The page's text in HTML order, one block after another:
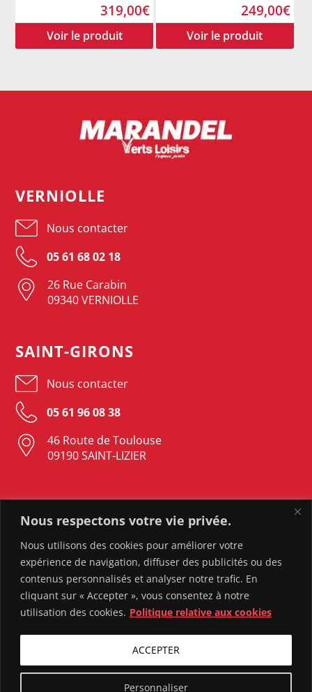
Nous respectons votre vie privée.
Nous utilisons des cookies pour améliorer votre
expérience de navigation, diffuser des publicités ou des
contenus personnalisés et analyser notre trafic. En
cliquant sur « Accepter », vous consentez à notre
utilisation des cookies. Politique relative aux cookies
Personnaliser
ACCEPTER
319,00€ 249,00€
VERNIOLLE
Nous contacter
05 61 68 02 18
26 Rue Carabin
09340 VERNIOLLE
SAINT-GIRONS
Nous contacter
05 61 96 08 38
46 Route de Toulouse
09190 SAINT-LIZIER
LAVELANET
Nous contacter
05 61 05 23 37
82 Rue Sebile
09300 LAVELANET